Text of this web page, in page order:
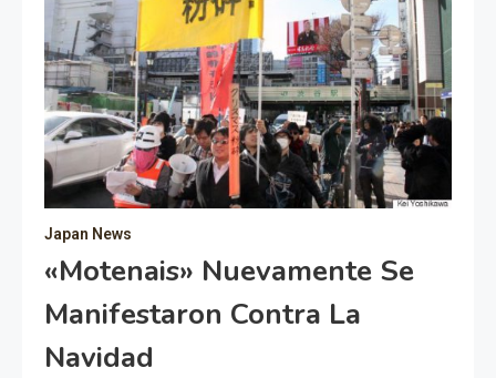
Japan News
«Motenais» Nuevamente Se
Manifestaron Contra La
Navidad